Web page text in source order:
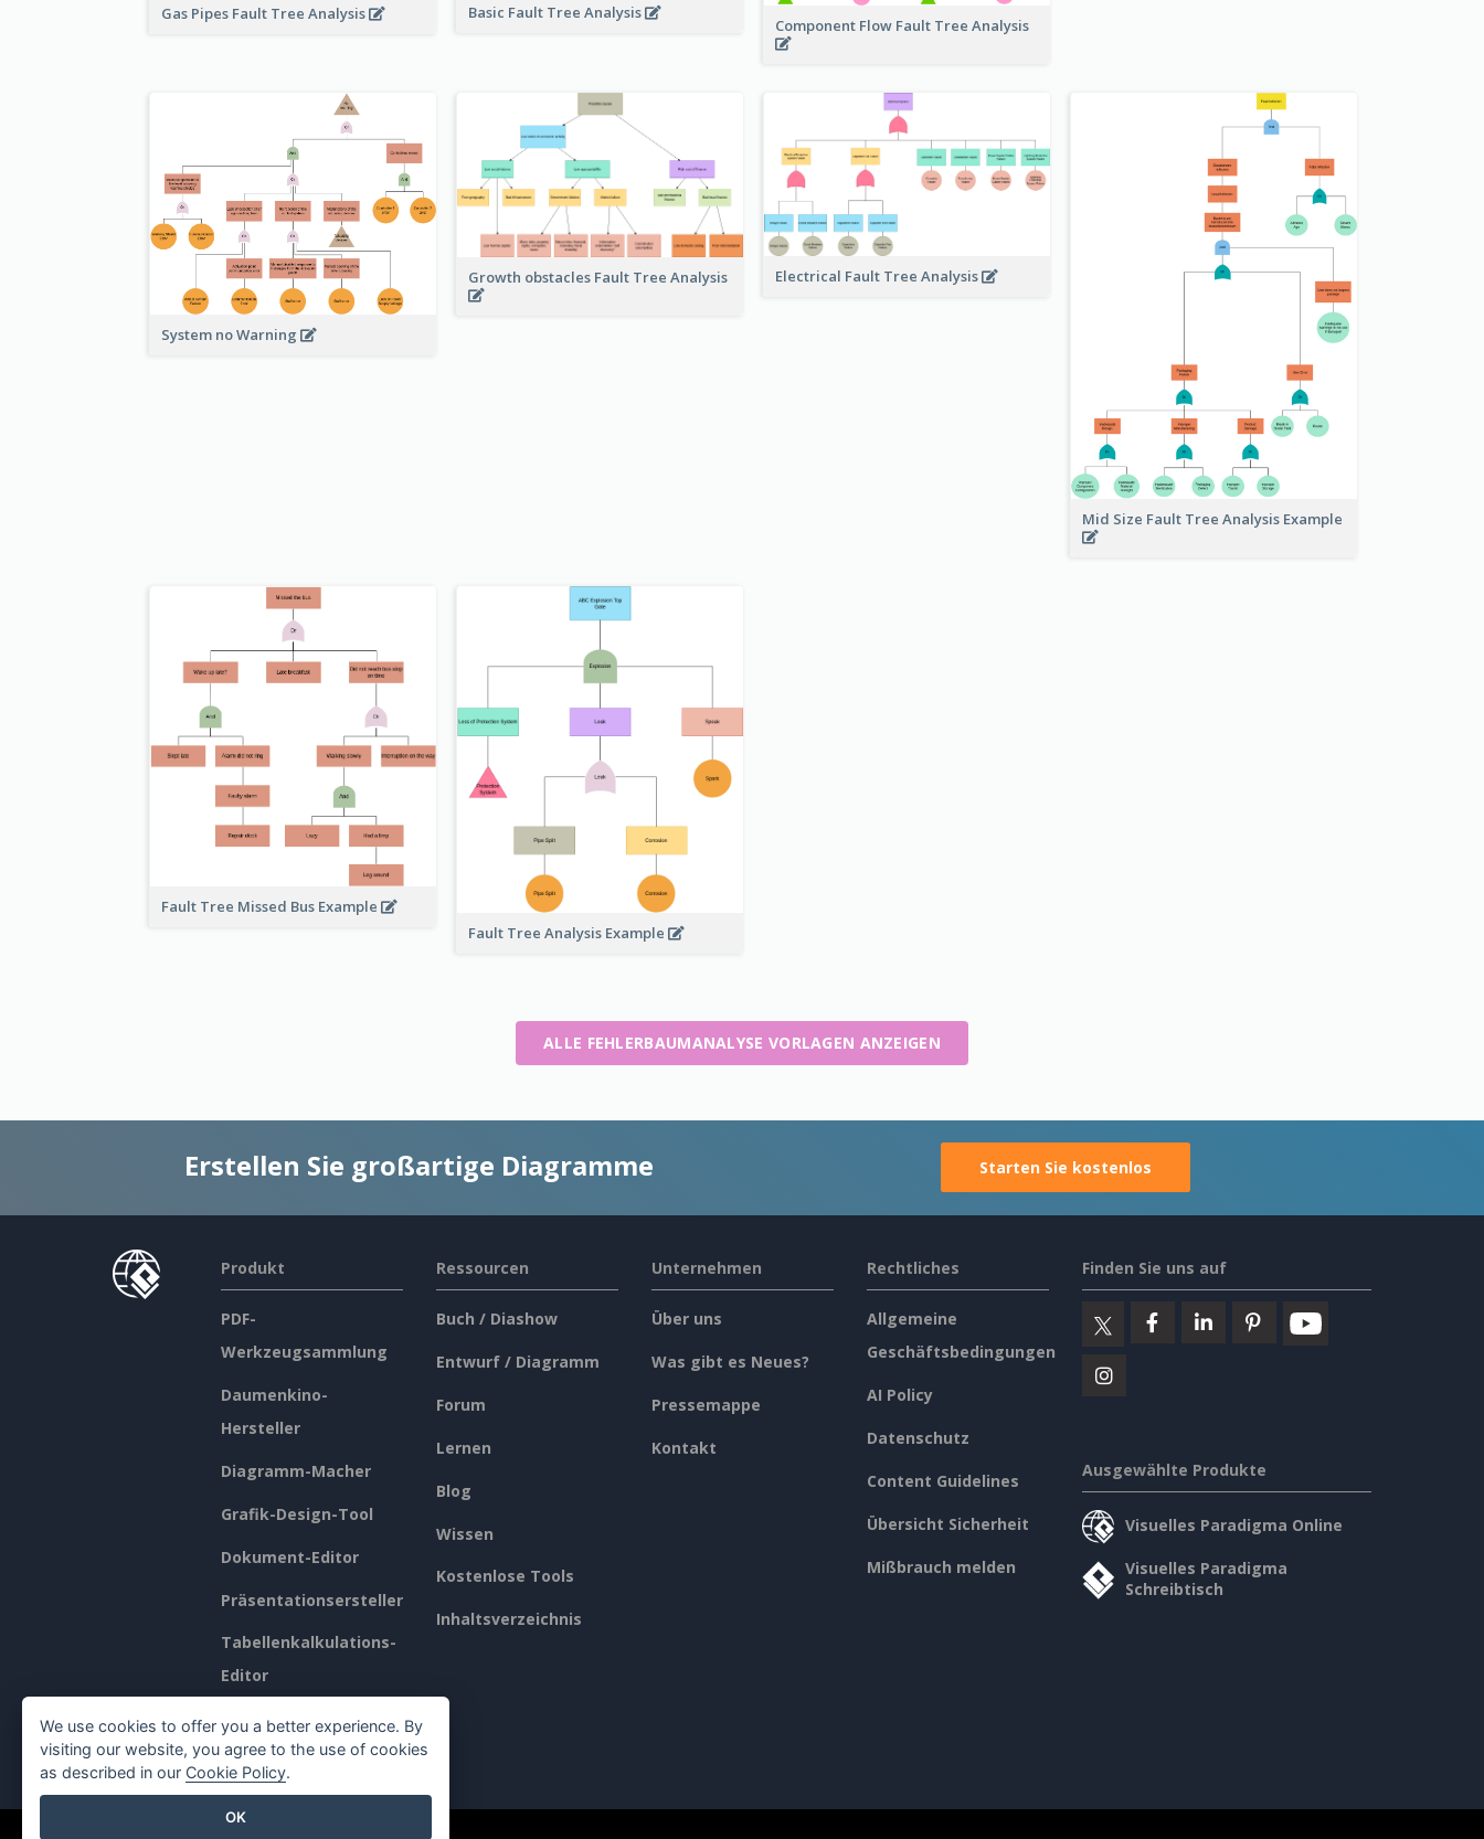
Gas Pipes Fault Tree Analysis Basic Fault Tree Analysis
Component Flow Fault Tree Analysis
System no Warning
Growth obstacles Fault Tree Analysis Electrical Fault Tree Analysis
Mid Size Fault Tree Analysis Example
Fault Tree Missed Bus Example
Fault Tree Analysis Example
ALLE FEHLERBAUMANALYSE VORLAGEN ANZEIGEN
Erstellen Sie großartige Diagramme Starten Sie kostenlos
Produkt
PDF-
Werkzeugsammlung
Daumenkino-
Hersteller
Diagramm-Macher
Grafik-Design-Tool
Dokument-Editor
Präsentationsersteller
Tabellenkalkulations-
Editor
Preisgestaltung
Ressourcen
Buch / Diashow
Entwurf / Diagramm
Forum
Lernen
Blog
Wissen
Kostenlose Tools
Inhaltsverzeichnis
Unternehmen
Über uns
Was gibt es Neues?
Pressemappe
Kontakt
Rechtliches
Allgemeine
Geschäftsbedingungen
AI Policy
Datenschutz
Content Guidelines
Übersicht Sicherheit
Mißbrauch melden
Finden Sie uns auf
Ausgewählte Produkte
Visuelles Paradigma Online
Visuelles Paradigma
Schreibtisch
We use cookies to offer you a better experience. By
visiting our website, you agree to the use of cookies
as described in our Cookie Policy.
OK